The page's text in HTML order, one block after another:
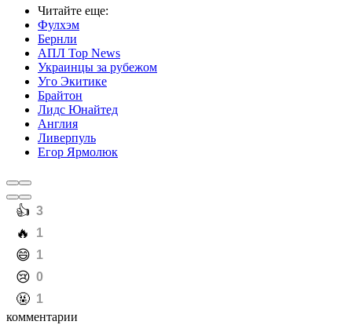
Читайте еще:
Фулхэм
Бернли
АПЛ Top News
Украинцы за рубежом
Уго Экитике
Брайтон
Лидс Юнайтед
Англия
Ливерпуль
Егор Ярмолюк
️👍 3
️🔥 1
️😄 1
️😢 0
️🤬 1
комментарии